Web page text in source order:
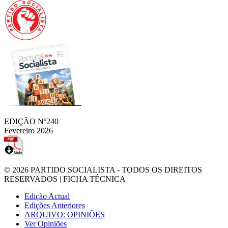
EDIÇÃO Nº240
Fevereiro 2026
© 2026 PARTIDO SOCIALISTA - TODOS OS DIREITOS
RESERVADOS | FICHA TÉCNICA
Edição Actual
Edições Anteriores
ARQUIVO: OPINIÕES
Ver Opiniões